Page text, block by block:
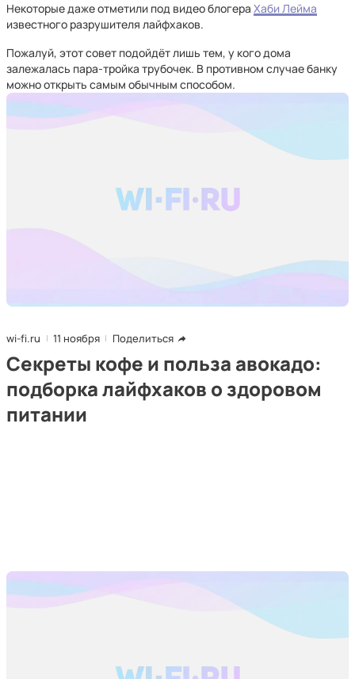
Некоторые даже отметили под видео блогера Хаби Лейма
известного разрушителя лайфхаков.
Пожалуй, этот совет подойдёт лишь тем, у кого дома
залежалась пара-тройка трубочек. В противном случае банку
можно открыть самым обычным способом.
wi-fi.ru 11 ноября Поделиться
Секреты кофе и польза авокадо:
подборка лайфхаков о здоровом
питании